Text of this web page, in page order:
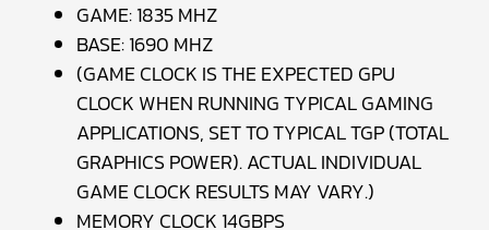
GAME: 1835 MHZ
BASE: 1690 MHZ
(GAME CLOCK IS THE EXPECTED GPU
CLOCK WHEN RUNNING TYPICAL GAMING
APPLICATIONS, SET TO TYPICAL TGP (TOTAL
GRAPHICS POWER). ACTUAL INDIVIDUAL
GAME CLOCK RESULTS MAY VARY.)
MEMORY CLOCK 14GBPS